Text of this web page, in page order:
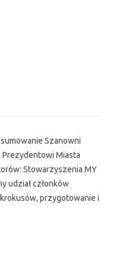
Szanowni
Miasta
Stowarzyszenia MY
udział członków
przygotowanie i